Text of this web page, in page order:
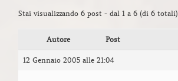
Stai visualizzando 6 post - dal 1 a 6 (di 6 totali)
Autore Post
12 Gennaio 2005 alle 21:04